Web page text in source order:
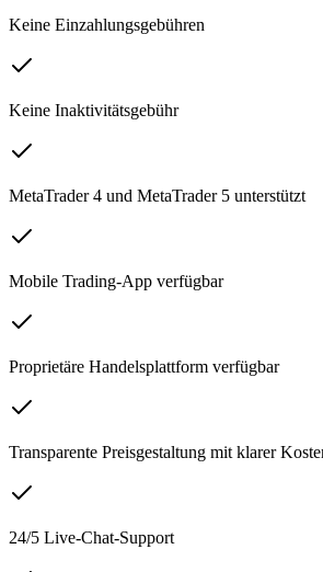
Keine Einzahlungsgebühren
Keine Inaktivitätsgebühr
MetaTrader 4 und MetaTrader 5 unterstützt
Mobile Trading-App verfügbar
Proprietäre Handelsplattform verfügbar
Transparente Preisgestaltung mit klarer
24/5 Live-Chat-Support